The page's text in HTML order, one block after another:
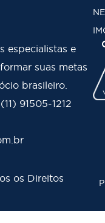
especialistas e
suas metas
brasileiro.
91505-1212
os Direitos